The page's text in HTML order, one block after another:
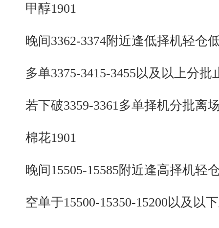
甲醇1901
晚间3362-3374附近逢低择机轻仓
多单3375-3415-3455以及以上分批
若下破3359-3361多单择机分批离
棉花1901
晚间15505-15585附近逢高择机轻
空单于15500-15350-15200以及以